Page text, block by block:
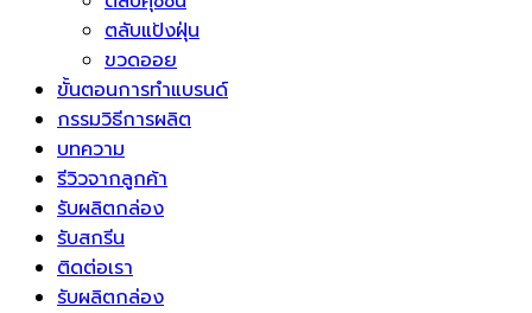
ตลับแป้งฝุ่น
ขวดออย
ขั้นตอนการทำแบรนด์
กรรมวิธีการผลิต
บทความ
รีวิวจากลูกค้า
รับผลิตกล่อง
รับสกรีน
ติดต่อเรา
รับผลิตกล่อง